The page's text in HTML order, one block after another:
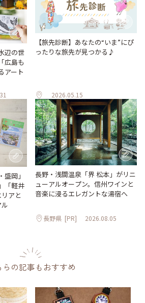
辺の世
広島も
アート
【旅先診断】あなたの“いま”にぴ
ったりな旅先が見つかる♪
2026.05.15
岡」
「軽井
アと
長野・浅間温泉「界 松本」がリニ
ューアルオープン。信州ワインと
音楽に浸るエレガントな湯宿へ
長野県 [PR] 2026.08.05
らの記事もおすすめ